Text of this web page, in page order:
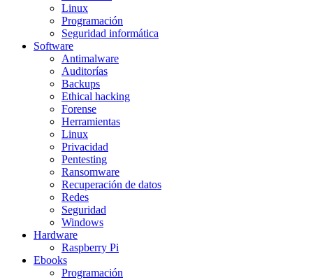
Linux
Programación
Seguridad informática
Software
Antimalware
Auditorías
Backups
Ethical hacking
Forense
Herramientas
Linux
Privacidad
Pentesting
Ransomware
Recuperación de datos
Redes
Seguridad
Windows
Hardware
Raspberry Pi
Ebooks
Programación